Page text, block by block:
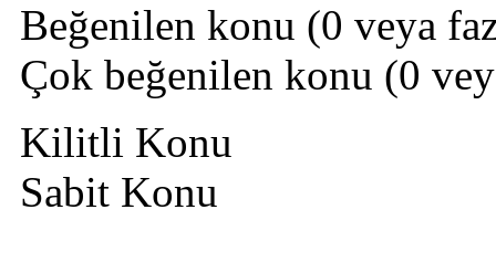
Beğenilen konu (0 veya
Çok beğenilen konu (0
Kilitli Konu
Sabit Konu